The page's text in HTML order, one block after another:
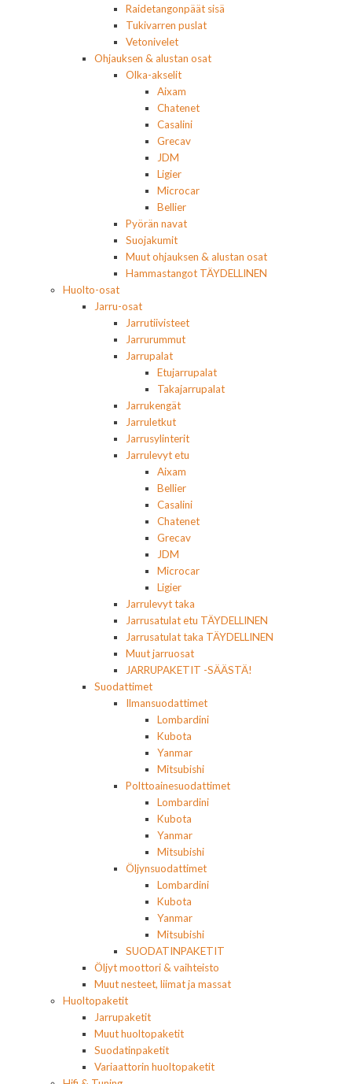
Raidetangonpäät sisä
Tukivarren puslat
Vetonivelet
Ohjauksen & alustan osat
Olka-akselit
Aixam
Chatenet
Casalini
Grecav
JDM
Ligier
Microcar
Bellier
Pyörän navat
Suojakumit
Muut ohjauksen & alustan osat
Hammastangot TÄYDELLINEN
Huolto-osat
Jarru-osat
Jarrutiivisteet
Jarrurummut
Jarrupalat
Etujarrupalat
Takajarrupalat
Jarrukengät
Jarruletkut
Jarrusylinterit
Jarrulevyt etu
Aixam
Bellier
Casalini
Chatenet
Grecav
JDM
Microcar
Ligier
Jarrulevyt taka
Jarrusatulat etu TÄYDELLINEN
Jarrusatulat taka TÄYDELLINEN
Muut jarruosat
JARRUPAKETIT -SÄÄSTÄ!
Suodattimet
Ilmansuodattimet
Lombardini
Kubota
Yanmar
Mitsubishi
Polttoainesuodattimet
Lombardini
Kubota
Yanmar
Mitsubishi
Öljynsuodattimet
Lombardini
Kubota
Yanmar
Mitsubishi
SUODATINPAKETIT
Öljyt moottori & vaihteisto
Muut nesteet, liimat ja massat
Huoltopaketit
Jarrupaketit
Muut huoltopaketit
Suodatinpaketit
Variaattorin huoltopaketit